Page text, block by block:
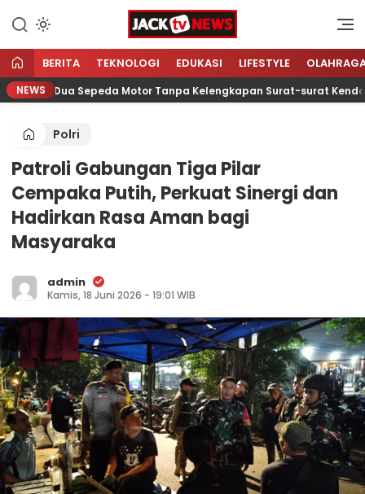
konten
Jacktvnews.com
Sumber Referensi Terpercaya
BERITA TEKNOLOGI EDUKASI LIFESTYLE
NEWSDua Sepeda Motor Tanpa Kelengkapan Surat-surat Kendaraan
Polri
Patroli Gabungan Tiga Pilar
Cempaka Putih, Perkuat Sinergi dan
Hadirkan Rasa Aman bagi
Masyaraka
admin
Kamis, 18 Juni 2026 - 19:01 WIB